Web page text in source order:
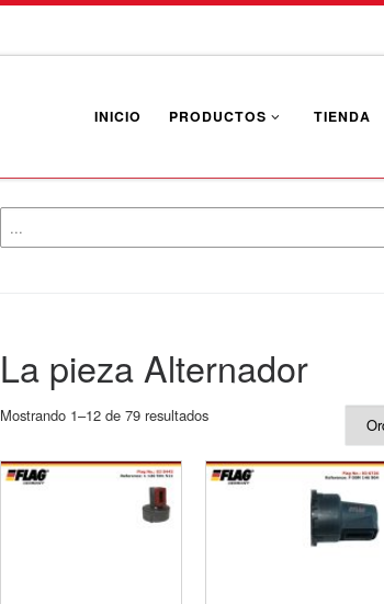
INICIO PRODUCTOS TIENDA
La pieza Alternador
Mostrando 1–12 de 79 resultados